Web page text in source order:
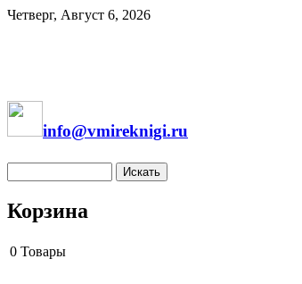
Четверг, Август 6, 2026
info@vmireknigi.ru
Корзина
0 Товары